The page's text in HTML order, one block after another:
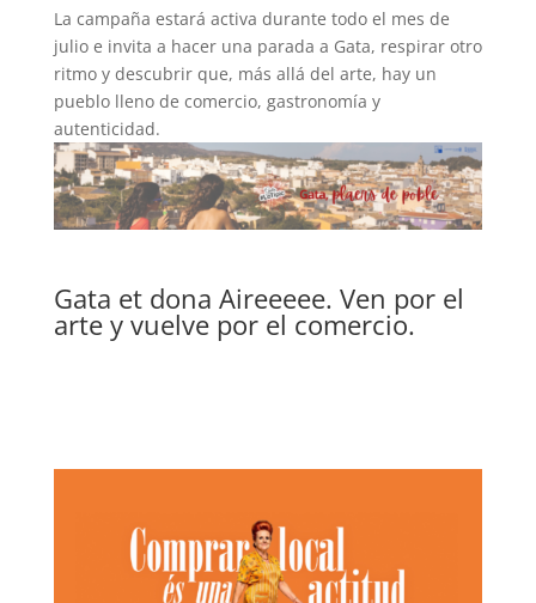
La campaña estará activa durante todo el mes de
julio e invita a hacer una parada a Gata, respirar otro
ritmo y descubrir que, más allá del arte, hay un
pueblo lleno de comercio, gastronomía y
autenticidad.
Gata et dona Aireeeee. Ven por el
arte y vuelve por el comercio.